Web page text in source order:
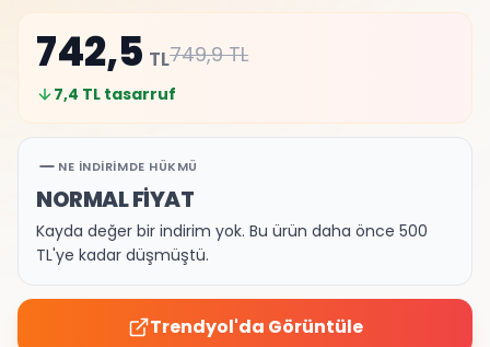
742,5 TL749,9TL
7,4 TL tasarruf
NE İNDIRIMDE HÜKMÜ
NORMAL FİYAT
Kayda değer bir indirim yok. Bu ürün daha önce 500
TL'ye kadar düşmüştü.
Trendyol'da Görüntüle